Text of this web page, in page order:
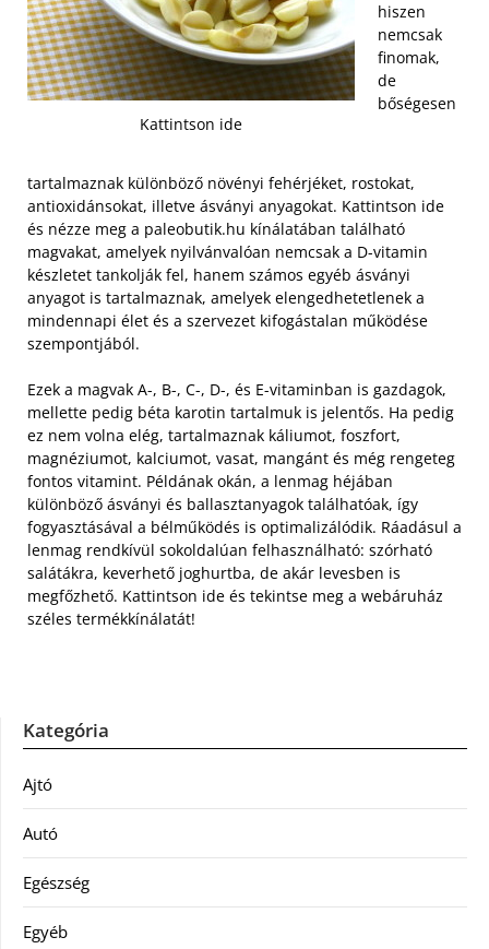
Kattintson ide
hiszen
nemcsak
finomak,
de
bőségesen
tartalmaznak különböző növényi fehérjéket, rostokat,
antioxidánsokat, illetve ásványi anyagokat. Kattintson ide
és nézze meg a paleobutik.hu kínálatában található
magvakat, amelyek nyilvánvalóan nemcsak a D-vitamin
készletet tankolják fel, hanem számos egyéb ásványi
anyagot is tartalmaznak, amelyek elengedhetetlenek a
mindennapi élet és a szervezet kifogástalan működése
szempontjából.
Ezek a magvak A-, B-, C-, D-, és E-vitaminban is gazdagok,
mellette pedig béta karotin tartalmuk is jelentős. Ha pedig
ez nem volna elég, tartalmaznak káliumot, foszfort,
magnéziumot, kalciumot, vasat, mangánt és még rengeteg
fontos vitamint. Példának okán, a lenmag héjában
különböző ásványi és ballasztanyagok találhatóak, így
fogyasztásával a bélműködés is optimalizálódik. Ráadásul a
lenmag rendkívül sokoldalúan felhasználható: szórható
salátákra, keverhető joghurtba, de akár levesben is
megfőzhető. Kattintson ide és tekintse meg a webáruház
széles termékkínálatát!
Kategória
Ajtó
Autó
Egészség
Egyéb